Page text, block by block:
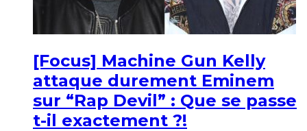
[Focus] Machine Gun Kelly
attaque durement Eminem
sur “Rap Devil” : Que se passe
t-il exactement ?!